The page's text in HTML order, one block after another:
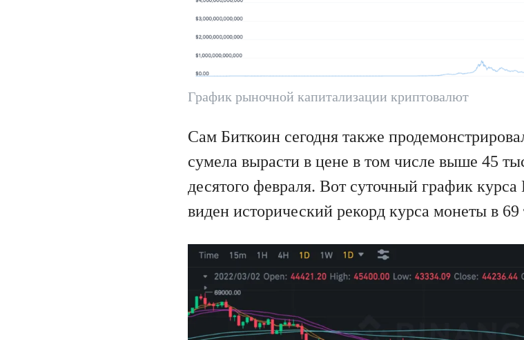
График рыночной капитализации криптовалют
Сам Биткоин сегодня также
сумела вырасти в цене в том числе выше 45
десятого февраля. Вот суточный график
виден исторический рекорд курса монеты в 69